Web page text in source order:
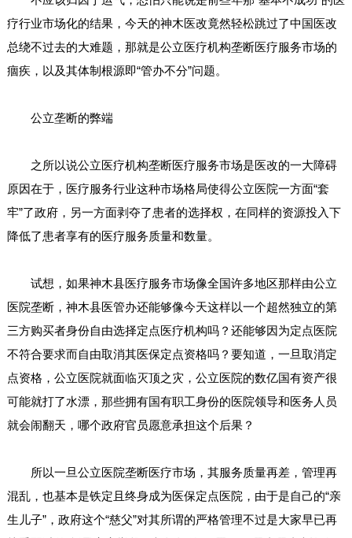
疗行业市场化的结果，今天的神木医改竟然轻松跳过了中国医改
总绕不过去的大难题，那就是公立医疗机构垄断医疗服务市场的
痼疾，以及其体制根源即“管办不分”问题。
公立垄断的弊端
之所以说公立医疗机构垄断医疗服务市场是医改的一大障碍
原因在于，医疗服务行业这种市场格局使得公立医院一方面“套
牢”了政府，另一方面剥夺了患者的选择权，在同样的资源投入下
降低了患者享有的医疗服务质量和数量。
试想，如果神木县医疗服务市场像全国许多地区那样由公立
医院垄断，神木县医管办还能够像今天这样以一个超然独立的第
三方购买者身份自由选择定点医疗机构吗？还能够因为定点医院
不符合要求而自由取消其医保定点资格吗？要知道，一旦取消定
点资格，公立医院就面临灭顶之灾，公立医院的数亿国有资产很
可能就打了水漂，那些拥有国有职工身份的医院领导和医务人员
就会闹翻天，哪个政府官员愿意承担这个后果？
所以一旦公立医院垄断医疗市场，其服务质量再差，管理再
混乱，也基本是铁定且终身成为医保定点医院，由于是自己的“亲
生儿子”，政府这个“慈父”对其所谓的严格管理不过是大家早已再